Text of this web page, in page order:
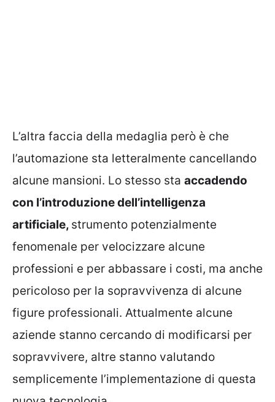
L’altra faccia della medaglia però è che
l’automazione sta letteralmente cancellando
alcune mansioni. Lo stesso sta accadendo
con l’introduzione dell’intelligenza
artificiale, strumento potenzialmente
fenomenale per velocizzare alcune
professioni e per abbassare i costi, ma anche
pericoloso per la sopravvivenza di alcune
figure professionali. Attualmente alcune
aziende stanno cercando di modificarsi per
sopravvivere, altre stanno valutando
semplicemente l’implementazione di questa